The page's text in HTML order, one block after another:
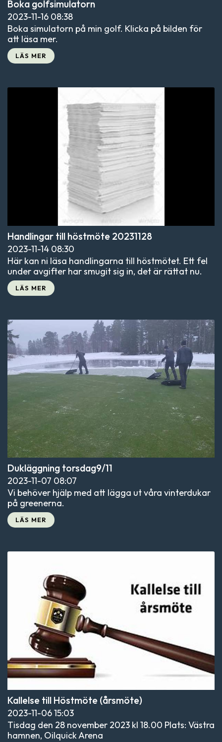
Boka golfsimulatorn
2023-11-16 08:38
Boka simulatorn på min golf. Klicka på bilden för
att läsa mer.
LÄS MER
Handlingar till höstmöte 20231128
2023-11-14 08:30
Här kan ni läsa handlingarna till höstmötet. Ett fel
under avgifter har smugit sig in, det är rättat nu.
LÄS MER
Dukläggning torsdag9/11
2023-11-07 08:07
Vi behöver hjälp med att lägga ut våra vinterdukar
på greenerna.
LÄS MER
Kallelse till Höstmöte (årsmöte)
2023-11-0615:03
Tisdag den 28 november 2023 kl 18.00 Plats: Västra
hamnen, Oilquick Arena